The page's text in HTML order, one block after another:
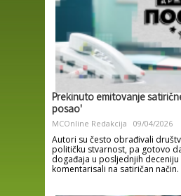
Prekinuto emitovanje
posao'
MCOnline Redakcija 09/04/2026
Autori su često obrađivali
političku stvarnost, pa gotovo
događaja u posljednjih
komentarisali na satiričan način.